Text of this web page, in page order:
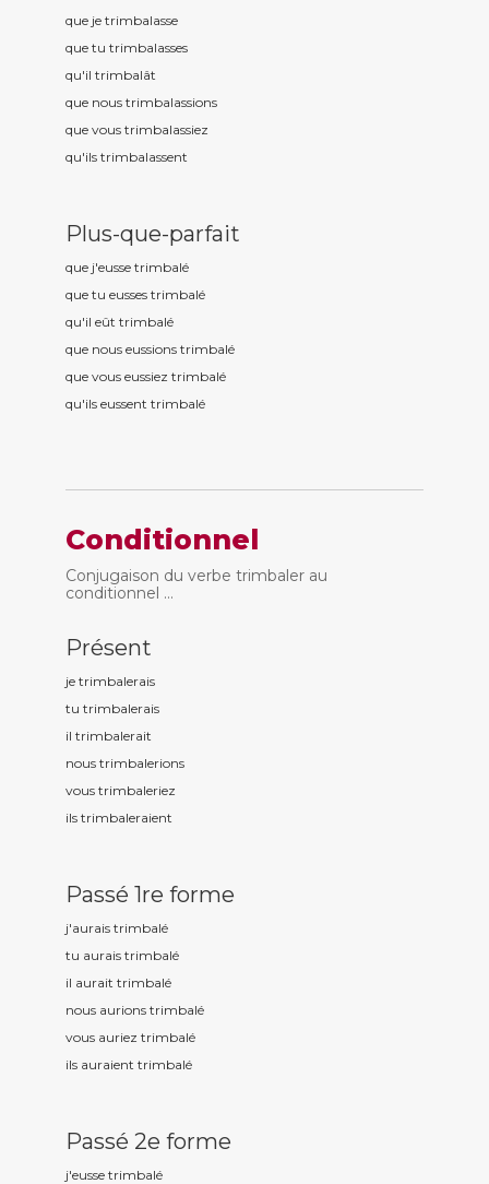
que je trimbalasse
que tu trimbalasses
qu'il trimbalât
que nous trimbalassions
que vous trimbalassiez
qu'ils trimbalassent
Plus-que-parfait
que j'eusse trimbalé
que tu eusses trimbalé
qu'il eût trimbalé
que nous eussions trimbalé
que vous eussiez trimbalé
qu'ils eussent trimbalé
Conditionnel
Conjugaison du verbe trimbaler au
conditionnel ...
Présent
je trimbalerais
tu trimbalerais
il trimbalerait
nous trimbalerions
vous trimbaleriez
ils trimbaleraient
Passé 1re forme
j'aurais trimbalé
tu aurais trimbalé
il aurait trimbalé
nous aurions trimbalé
vous auriez trimbalé
ils auraient trimbalé
Passé 2e forme
j'eusse trimbalé